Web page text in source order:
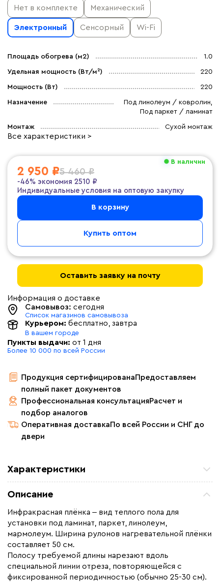
Нет в комплекте Механический
Электронный Сенсорный Wi-Fi
Площадь обогрева (м2) 1.0
Удельная мощность (Вт/м²) 220
Мощность (Вт) 220
Назначение
Под линолеум / ковролин,
Под паркет / ламинат
Монтаж Сухой монтаж
Все характеристики >
В наличии
2 950 ₽5 460 ₽
-46% экономия 2510 ₽
Индивидуальные условия на оптовую закупку
В корзину
Купить оптом
Оставить заявку на почту
Информация о доставке
Самовывоз: сегодня
Список магазинов самовывоза
Курьером: бесплатно , завтра
В вашем городе
Пункты выдачи: от 1 дня
Более 10 000 по всей России
Продукция сертифицированаПредоставляем
полный пакет документов
Профессиональная консультацияРасчет и
подбор аналогов
Оперативная доставкаПо всей России и СНГ до
двери
Характеристики
Мощность (Вт)
Назначение
Под линолеум / ковролин,
Монтаж Сухой монтаж
Макс. рабочая температура (C)
Описание
Инфракрасная плёнка ‒ вид теплого пола для
установки под ламинат, паркет, линолеум,
мармолеум. Ширина рулонов нагревательной плёнки
составляет 50 см.
Полосу требуемой длины нарезают вдоль
специальной линии отреза, повторяющейся с
фиксированной периодичностью (обычно 25-30 см).